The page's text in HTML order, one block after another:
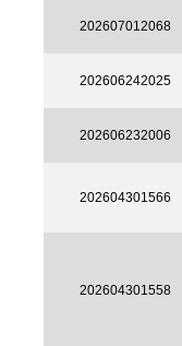
202607012068
202606242025
202606232006
202604301566
202604301558